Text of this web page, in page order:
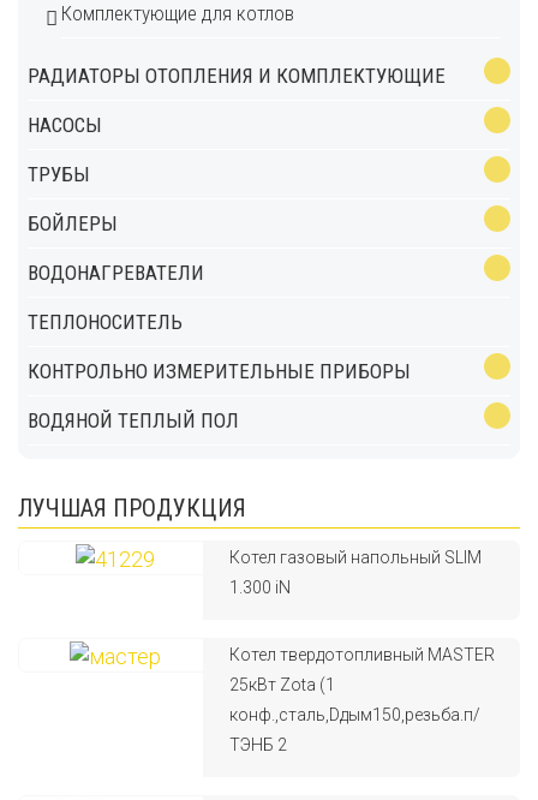
Комплектующие для котлов
РАДИАТОРЫ ОТОПЛЕНИЯ И КОМПЛЕКТУЮЩИЕ
НАСОСЫ
ТРУБЫ
БОЙЛЕРЫ
ВОДОНАГРЕВАТЕЛИ
ТЕПЛОНОСИТЕЛЬ
КОНТРОЛЬНО ИЗМЕРИТЕЛЬНЫЕ ПРИБОРЫ
ВОДЯНОЙ ТЕПЛЫЙ ПОЛ
ЛУЧШАЯ ПРОДУКЦИЯ
Котел газовый напольный SLIM
1.300 iN
Котел твердотопливный MASTER
25кВт Zota (1
конф.,сталь,Dдым150,резьба.п/
ТЭНБ 2